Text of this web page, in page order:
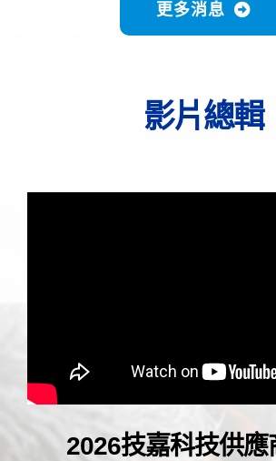
更多消息
影片總輯
2026技嘉科技供應